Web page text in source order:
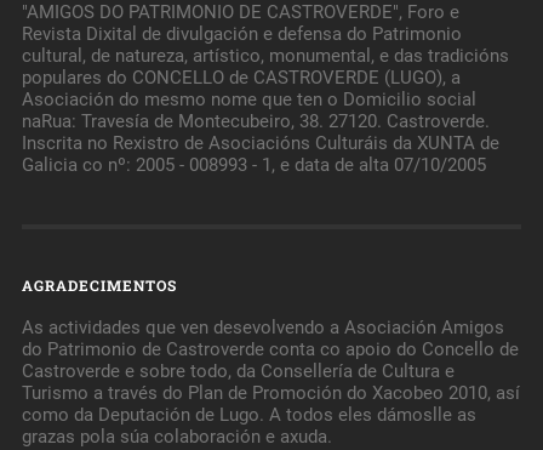
"AMIGOS DO PATRIMONIO DE CASTROVERDE", Foro e
Revista Dixital de divulgación e defensa do Patrimonio
cultural, de natureza, artístico, monumental, e das tradicións
populares do CONCELLO de CASTROVERDE (LUGO), a
Asociación do mesmo nome que ten o Domicilio social
naRua: Travesía de Montecubeiro, 38. 27120. Castroverde.
Inscrita no Rexistro de Asociacións Culturáis da XUNTA de
Galicia co nº: 2005 - 008993 - 1, e data de alta 07/10/2005
AGRADECIMENTOS
As actividades que ven desevolvendo a Asociación Amigos
do Patrimonio de Castroverde conta co apoio do Concello de
Castroverde e sobre todo, da Consellería de Cultura e
Turismo a través do Plan de Promoción do Xacobeo 2010, así
como da Deputación de Lugo. A todos eles dámoslle as
grazas pola súa colaboración e axuda.